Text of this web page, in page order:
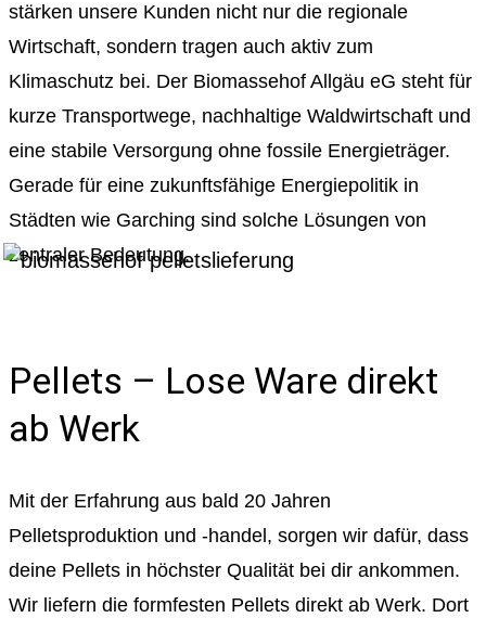
stärken unsere Kunden nicht nur die regionale
Wirtschaft, sondern tragen auch aktiv zum
Klimaschutz bei. Der Biomassehof Allgäu eG steht für
kurze Transportwege, nachhaltige Waldwirtschaft und
eine stabile Versorgung ohne fossile Energieträger.
Gerade für eine zukunftsfähige Energiepolitik in
Städten wie Garching sind solche Lösungen von
zentraler Bedeutung.
Pellets – Lose Ware direkt
ab Werk
Mit der Erfahrung aus bald 20 Jahren
Pelletsproduktion und -handel, sorgen wir dafür, dass
deine Pellets in höchster Qualität bei dir ankommen.
Wir liefern die formfesten Pellets direkt ab Werk. Dort